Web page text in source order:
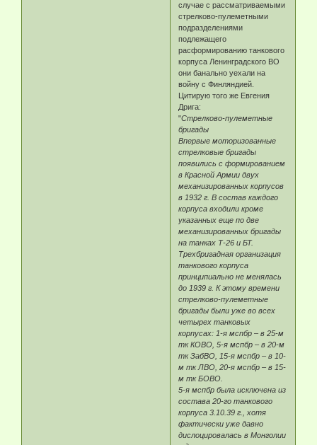
случае с рассматриваемыми
стрелково-пулеметными
подразделениями
подлежащего
расформированию танкового
корпуса Ленинградского ВО
они банально уехали на
войну с Финляндией.
Цитирую того же Евгения
Дрига:
"Стрелково-пулеметные
бригады
Впервые моторизованные
стрелковые бригады
появились с формированием
в Красной Армии двух
механизированных корпусов
в 1932 г. В состав каждого
корпуса входили кроме
указанных еще по две
механизированных бригады
на танках Т-26 и БТ.
Трехбригадная организация
танкового корпуса
принципиально не менялась
до 1939 г. К этому времени
стрелково-пулеметные
бригады были уже во всех
четырех танковых
корпусах: 1-я мспбр – в 25-м
тк КОВО, 5-я мспбр – в 20-м
тк ЗабВО, 15-я мспбр – в 10-
м тк ЛВО, 20-я мспбр – в 15-
м тк БОВО.
5-я мспбр была исключена из
состава 20-го танкового
корпуса 3.10.39 г., хотя
фактически уже давно
дислоцировалась в Монголии